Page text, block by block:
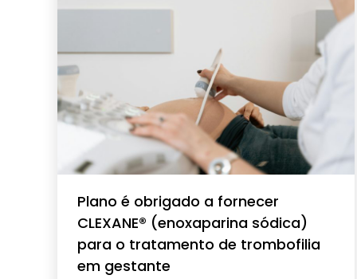
Plano é obrigado a fornecer
CLEXANE® (enoxaparina sódica)
para o tratamento de trombofilia
em gestante